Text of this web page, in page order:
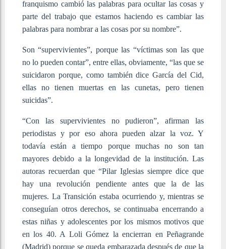
franquismo cambió las palabras para ocultar las cosas y
parte del trabajo que estamos haciendo es cambiar las
palabras para nombrar a las cosas por su nombre”.
Son “supervivientes”, porque las “víctimas son las que
no lo pueden contar”, entre ellas, obviamente, “las que se
suicidaron porque, como también dice García del Cid,
ellas no tienen muertas en las cunetas, pero tienen
suicidas”.
“Con las supervivientes no pudieron”, afirman las
periodistas y por eso ahora pueden alzar la voz. Y
todavía están a tiempo porque muchas no son tan
mayores debido a la longevidad de la institución. Las
autoras recuerdan que “Pilar Iglesias siempre dice que
hay una revolución pendiente antes que la de las
mujeres. La Transición estaba ocurriendo y, mientras se
conseguían otros derechos, se continuaba encerrando a
estas niñas y adolescentes por los mismos motivos que
en los 40. A Loli Gómez la encierran en Peñagrande
(Madrid) porque se queda embarazada después de que la